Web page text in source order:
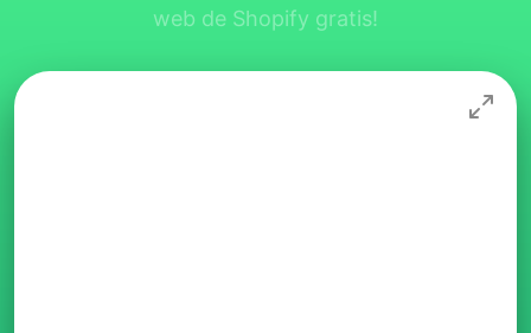
web de Shopify gratis!